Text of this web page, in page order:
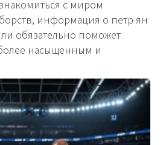
с миром
информация о петр ян
обязательно поможет
насыщенным и